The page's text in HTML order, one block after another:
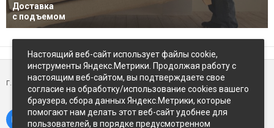
Доставка
с подъемом
г. Петропавловск-Камчатский,ул Восточное-шоссе, д.5
Настоящий веб-сайт использует файлы cookie,
инструменты Яндекс.Метрики. Продолжая работу с
настоящим веб-сайтом, вы подтверждаете свое
согласие на обработку/использование cookies вашего
браузера, сбора данных Яндекс.Метрики, которые
помогают нам делать этот веб-сайт удобнее для
пользователей, в порядке предусмотренном